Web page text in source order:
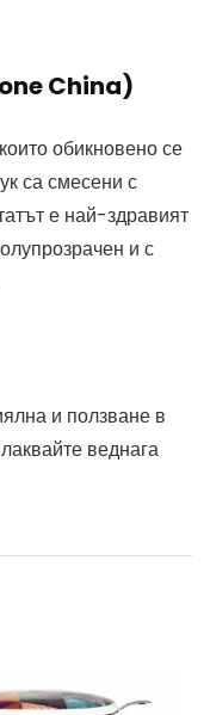
China)
обикновено се
са смесени с
е най-здравият
и с
и ползване в
веднага